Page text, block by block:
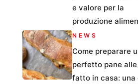
e valore per la
produzione
NEWS
Come preparare
perfetto pane
fatto in casa: una